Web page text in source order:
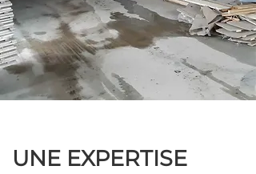
UNE EXPERTISE